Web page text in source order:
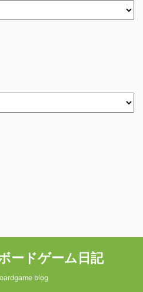
ードゲーム日記
blog